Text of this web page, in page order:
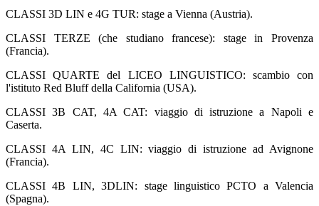
CLASSI 3D LIN e 4G TUR: stage a Vienna (Austria).
CLASSI TERZE (che studiano francese): stage in Provenza
(Francia).
CLASSI QUARTE del LICEO LINGUISTICO: scambio con
l'istituto Red Bluff della California (USA).
CLASSI 3B CAT, 4A CAT: viaggio di istruzione a Napoli e
Caserta.
CLASSI 4A LIN, 4C LIN: viaggio di istruzione ad Avignone
(Francia).
CLASSI 4B LIN, 3DLIN: stage linguistico PCTO a Valencia
(Spagna).